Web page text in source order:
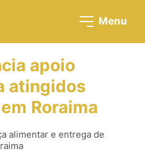
Menu
apoio
atingidos
Roraima
alimentar e entrega de